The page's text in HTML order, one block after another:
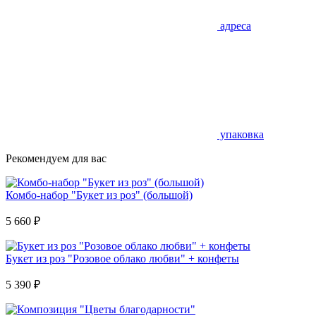
адреса
упаковка
Рекомендуем для вас
Комбо-набор "Букет из роз" (большой)
5 660 ₽
Букет из роз "Розовое облако любви" + конфеты
5 390 ₽